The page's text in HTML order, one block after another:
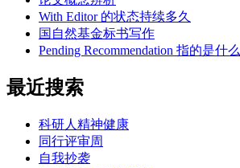
With Editor 的状态持续多久
国自然基金标书写作
Pending Recommendation 指的是什么
最近搜索
科研人精神健康
同行评审周
自我抄袭